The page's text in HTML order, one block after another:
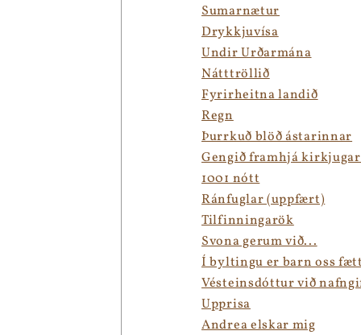
Sumarnætur
Drykkjuvísa
Undir Urðarmána
Nátttröllið
Fyrirheitna landið
Regn
Þurrkuð blöð ástarinnar
Gengið framhjá
1001 nótt
Ránfuglar (uppfært)
Tilfinningarök
Svona gerum við...
Í byltingu er barn oss
Vésteinsdóttur við
Upprisa
Andrea elskar mig